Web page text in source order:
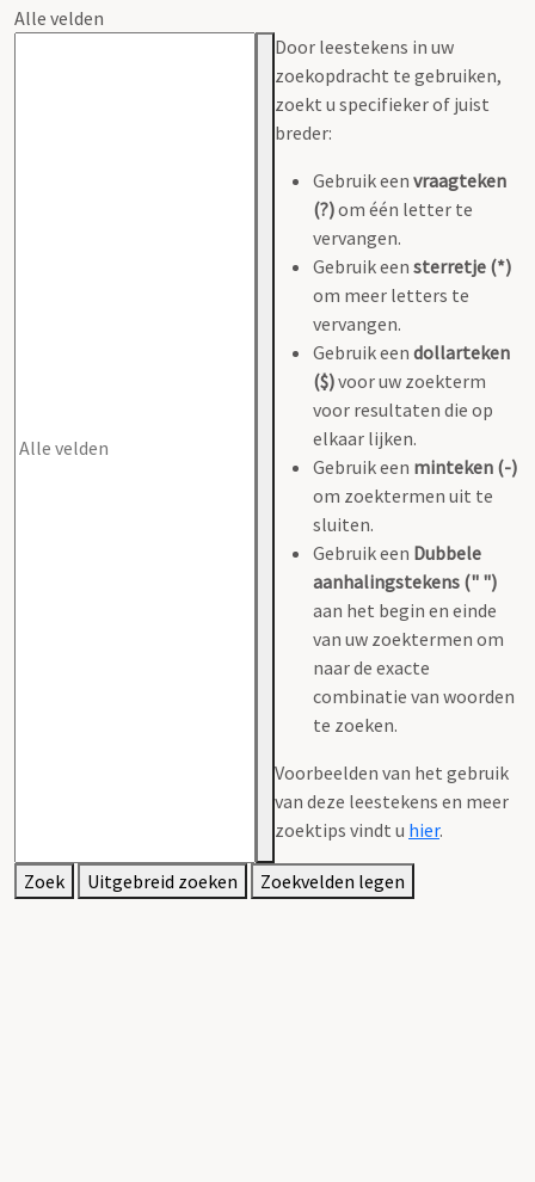
Alle velden
Door leestekens in uw
zoekopdracht te gebruiken,
zoekt u specifieker of juist
breder:
Gebruik een vraagteken
(?)om één letter te
vervangen.
Gebruik een sterretje (*)
om meer letters te
vervangen.
Gebruik een dollarteken
($)voor uw zoekterm
voor resultaten die op
elkaar lijken.
Gebruik een minteken (-)
om zoektermen uit te
sluiten.
Gebruik een Dubbele
aanhalingstekens (" ")
aan het begin en einde
van uw zoektermen om
naar de exacte
combinatie van woorden
te zoeken.
Voorbeelden van het gebruik
van deze leestekens en meer
zoektips vindt u hier.
Zoek Uitgebreid zoeken Zoekvelden legen